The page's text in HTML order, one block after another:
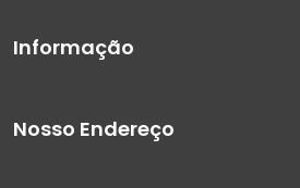
Informação
Nosso Endereço